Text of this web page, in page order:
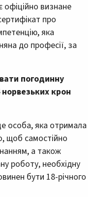
офіційно визнане
про
яка
до професії, за
погодинну
крон
особа, яка отримала
щоб самостійно
а також
роботу, необхідну
бути 18-річного